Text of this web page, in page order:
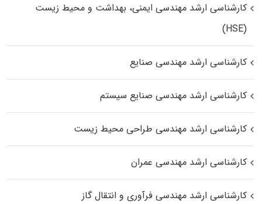
کارشناسی ارشد مهندسی ایمنی، بهداشت و محیط زیست
(HSE)
کارشناسی ارشد مهندسی صنایع
کارشناسی ارشد مهندسی صنایع سیستم
کارشناسی ارشد مهندسی طراحی محیط زیست
کارشناسی ارشد مهندسی عمران
کارشناسی ارشد مهندسی فرآوری و انتقال گاز